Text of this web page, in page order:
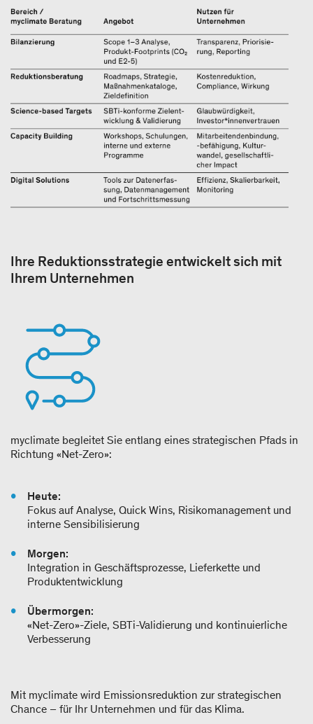
Ihre Reduktionsstrategie entwickelt sich mit
Ihrem Unternehmen
myclimate begleitet Sie entlang eines strategischen Pfads in
Richtung «Net-Zero»:
Heute:
Fokus auf Analyse, Quick Wins, Risikomanagement und
interne Sensibilisierung
Morgen:
Integration in Geschäftsprozesse, Lieferkette und
Produktentwicklung
Übermorgen:
«Net-Zero»-Ziele, SBTi-Validierung und kontinuierliche
Verbesserung
Mit myclimate wird Emissionsreduktion zur strategischen
Chance – für Ihr Unternehmen und für das Klima.